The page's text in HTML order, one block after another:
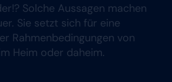
Solche Aussagen machen
Sie setzt sich für eine
Rahmenbedingungen von
Heim oder daheim.